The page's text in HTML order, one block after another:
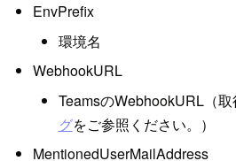
EnvPrefix
環境名
WebhookURL
TeamsのWebhookURL（取
グをご参照ください。）
MentionedUserMailAddress